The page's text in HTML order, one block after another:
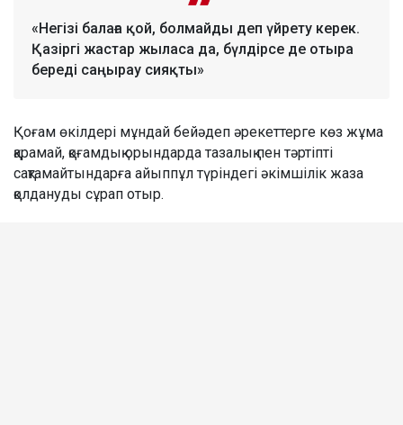
«Негізі балаға қой, болмайды деп үйрету керек.
Қазіргі жастар жыласа да, бүлдірсе де отыра
береді саңырау сияқты»
Қоғам өкілдері мұндай бейәдеп әрекеттерге көз жұма
қарамай, қоғамдық орындарда тазалық пен тәртіпті
сақтамайтындарға айыппұл түріндегі әкімшілік жаза
қолдануды сұрап отыр.